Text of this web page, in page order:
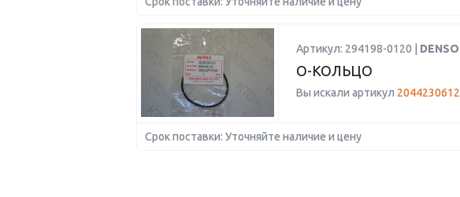
Артикул: 294198-0120 | DENSO
О-КОЛЬЦО
Вы искали артикул 2044230612
Срок поставки: Уточняйте наличие и цену